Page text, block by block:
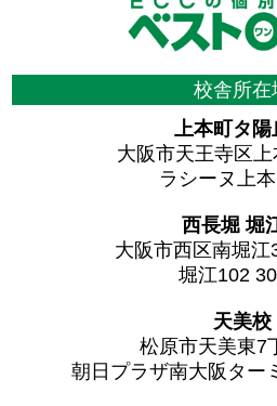
校舎所在
上本町タ
大阪市天王寺区
ラシーヌ上
西長堀 堀
大阪市西区南堀江
堀江102
天美校
松原市天美東7
朝日プラザ南大阪ター